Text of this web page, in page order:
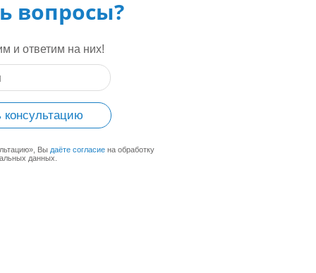
вопросы?
и ответим на них!
консультацию
Вы даёте согласие на обработку
данных.